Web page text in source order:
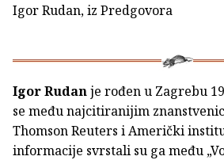
Igor Rudan, iz Predgovora
Igor Rudanje rođen u Zagrebu
se među najcitiranijim
Thomson Reuters i Američki
informacije svrstali su ga među